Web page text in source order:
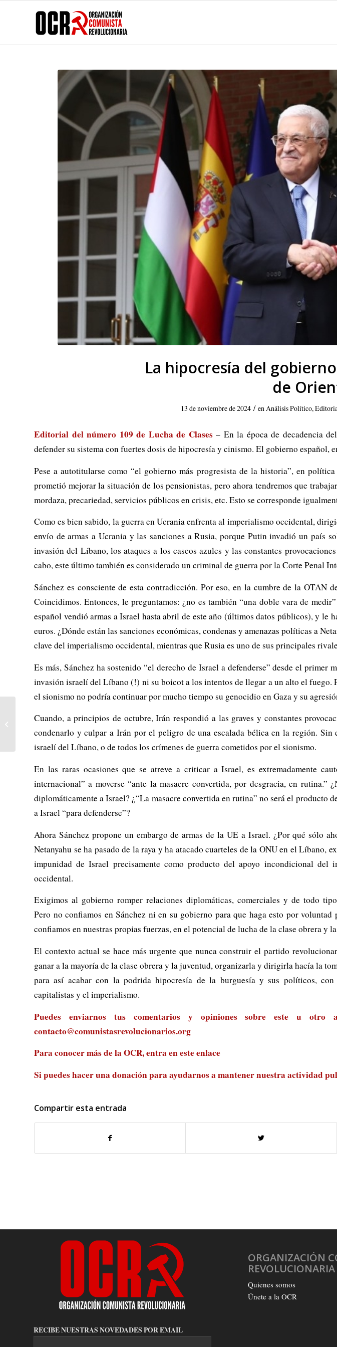
La hipocresía del
de
13 de noviembre de 2024 / enAnálisis Político,
Editorial del número 109 de Lucha de Clases– En la época de decadencia
defender su sistema con fuertes dosis de hipocresía y cinismo. El gobierno español,
Pese a autotitularse como “el gobierno más progresista de la historia”, en
prometió mejorar la situación de los pensionistas, pero ahora tendremos que
mordaza, precariedad, servicios públicos en crisis, etc. Esto se corresponde
Como es bien sabido, la guerra en Ucrania enfrenta al imperialismo occidental,
envío de armas a Ucrania y las sanciones a Rusia, porque Putin invadió un país
invasión del Líbano, los ataques a los cascos azules y las constantes
cabo, este último también es considerado un criminal de guerra por la Corte Penal
Sánchez es consciente de esta contradicción. Por eso, en la cumbre de la
Coincidimos. Entonces, le preguntamos: ¿no es también “una doble vara de
español vendió armas a Israel hasta abril de este año (últimos datos públicos), y
euros. ¿Dónde están las sanciones económicas, condenas y amenazas políticas a
clave del imperialismo occidental, mientras que Rusia es uno de sus principales
Es más, Sánchez ha sostenido “el derecho de Israel a defenderse” desde el
invasión israelí del Líbano (!) ni su boicot a los intentos de llegar a un alto el
el sionismo no podría continuar por mucho tiempo su genocidio en Gaza y su
Cuando, a principios de octubre, Irán respondió a las graves y constantes
condenarlo y culpar a Irán por el peligro de una escalada bélica en la región.
israelí del Líbano, o de todos los crímenes de guerra cometidos por el sionismo.
En las raras ocasiones que se atreve a criticar a Israel, es extremadamente
internacional” a moverse “ante la masacre convertida, por desgracia, en
diplomáticamente a Israel? ¿“La masacre convertida en rutina” no será el
a Israel “para defenderse”?
Ahora Sánchez propone un embargo de armas de la UE a Israel. ¿Por qué sólo
Netanyahu se ha pasado de la raya y ha atacado cuarteles de la ONU en el Líbano,
impunidad de Israel precisamente como producto del apoyo incondicional del
occidental.
Exigimos al gobierno romper relaciones diplomáticas, comerciales y de todo
Pero no confiamos en Sánchez ni en su gobierno para que haga esto por voluntad
confiamos en nuestras propias fuerzas, en el potencial de lucha de la clase obrera y
El contexto actual se hace más urgente que nunca construir el partido
ganar a la mayoría de la clase obrera y la juventud, organizarla y dirigirla hacía la
para así acabar con la podrida hipocresía de la burguesía y sus políticos, con
capitalistas y el imperialismo.
Puedes enviarnos tus comentarios y opiniones sobre este u otro
contacto@comunistasrevolucionarios.org
Para conocer más de la OCR, entra eneste enlace
Si puedes hacer una donación para ayudarnos a mantener nuestra actividad
Compartir esta entrada
RECIBE NUESTRAS NOVEDADES POR EMAIL
ORGANIZACIÓN
REVOLUCIONARIA
Quienes somos
Únete a la OCR
contra la actuación
criminal de la Generalitat